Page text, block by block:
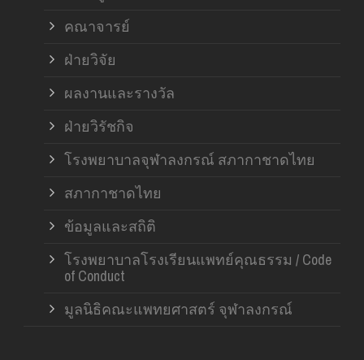
คณาจารย์
ฝ่ายวิจัย
ผลงานและรางวัล
ฝ่ายวิรัชกิจ
โรงพยาบาลจุฬาลงกรณ์ สภากาชาดไทย
สภากาชาดไทย
ข้อมูลและสถิติ
โรงพยาบาลโรงเรียนแพทย์คุณธรรม / Code
of Conduct
มูลนิธิคณะแพทยศาสตร์ จุฬาลงกรณ์